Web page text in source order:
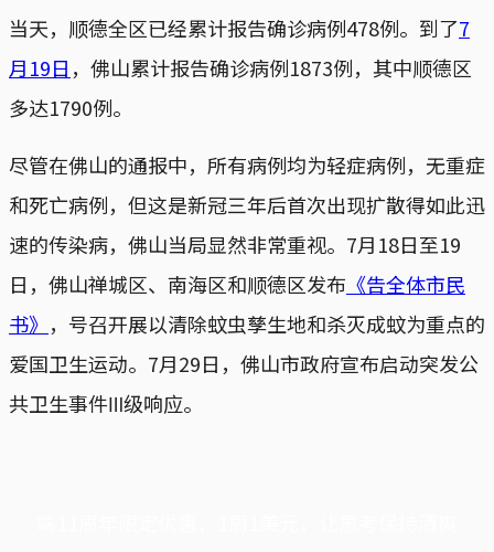
当天，顺德全区已经累计报告确诊病例478例。到了7
月19日 ，佛山累计报告确诊病例1873例，其中顺德区
多达1790例。
尽管在佛山的通报中，所有病例均为轻症病例，无重症
和死亡病例，但这是新冠三年后首次出现扩散得如此迅
速的传染病，佛山当局显然非常重视。7月18日至19
日，佛山禅城区、南海区和顺德区发布 《告全体市民
书》 ，号召开展以清除蚊虫孳生地和杀灭成蚊为重点的
爱国卫生运动。7月29日，佛山市政府宣布启动突发公
共卫生事件Ⅲ级响应。